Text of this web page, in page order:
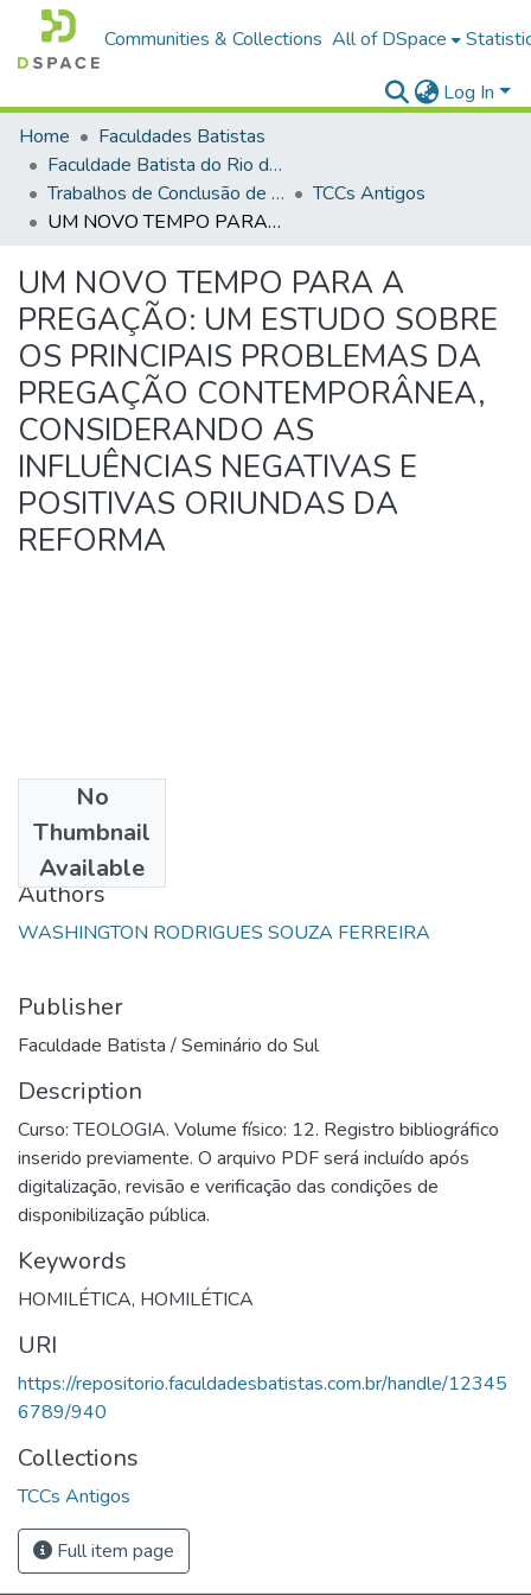
Communities & Collections All of DSpace
Log In
Home
Faculdades Batistas
Faculdade Batista do Rio de Janeiro (FABAT-RJ)
Trabalhos de Conclusão de Curso (TCC)
TCCs Antigos
UM NOVO TEMPO PARA A PREGAÇÃO: UM ESTUDO SOBRE OS PRINCIPAIS PROBLEMAS DA PREGAÇÃO CONTEMPORÂNEA, CONSIDERANDO AS INFLUÊNCIAS NEGATIVAS E POSITIVAS ORIUNDAS DA REFORMA
UM NOVO TEMPO PARA A
PREGAÇÃO: UM ESTUDO SOBRE
OS PRINCIPAIS PROBLEMAS DA
PREGAÇÃO CONTEMPORÂNEA,
CONSIDERANDO AS
INFLUÊNCIAS NEGATIVAS E
POSITIVAS ORIUNDAS DA
REFORMA
No
Thumbnail
Available
1987
Authors
WASHINGTON RODRIGUES SOUZA FERREIRA
Publisher
Faculdade Batista / Seminário do Sul
Description
Curso: TEOLOGIA. Volume físico: 12. Registro bibliográfico
inserido previamente. O arquivo PDF será incluído após
digitalização, revisão e verificação das condições de
disponibilização pública.
Keywords
HOMILÉTICA, HOMILÉTICA
URI
https://repositorio.faculdadesbatistas.com.br/handle/12345
6789/940
Collections
TCCs Antigos
Full item page